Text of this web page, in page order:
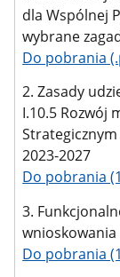
dla Wspólnej
wybrane
Do pobrania
2. Zasady
I.10.5 Rozwój
2023-2027
Do pobrania
3.
Do pobrania